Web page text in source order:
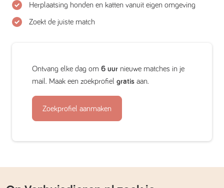
Herplaatsing honden en katten vanuit eigen omgeving
Zoekt de juiste match
Ontvang elke dag om 6 uur nieuwe matches in je
mail. Maak een zoekprofiel gratis aan.
Zoekprofiel aanmaken